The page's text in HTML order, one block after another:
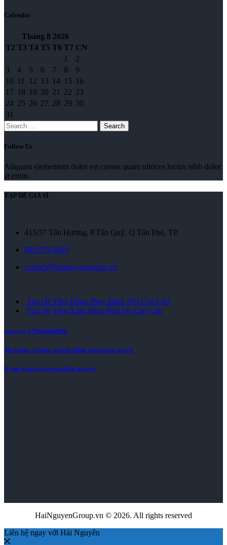
Calendar
Tháng 8 2026
T2 T3 T4 T5 T6 T7 CN
1
2
3
4 5 6 7 8
9
10 11 12 13 14 15 16
17 18 19 20 21 22 23
24 25 26 27 28 29 30
31
Search
Follow Us
Aliquam elementum dolor est cursus quam ultrices luctus nibh dolor
at enim.
TẠP DỀ GIÁ SỈ
415/37 Tân Hương, P.Tân Quý, Q.Tân Phú, TP.
090.979.8003
contact@hainguyengroup.vn
Tạp Dề Yếm Đồng Phục Đính Nút Cao Cấp
Tạp Dề Yếm Xám Đậm Phối Da Cao Cấp
recovery-1778184640888
The beauty retailer started selling intercourse toys in
If you’re new to the world of sex toys
HaiNguyenGroup.vn © 2026. All rights reserved
Liên hệ ngay với Hải Nguyên